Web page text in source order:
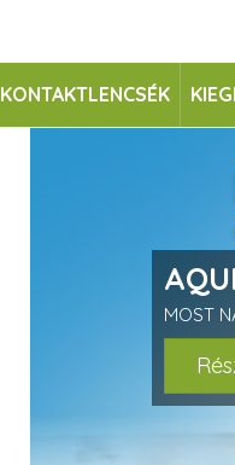
KONTAKTLENCSÉK
MOST